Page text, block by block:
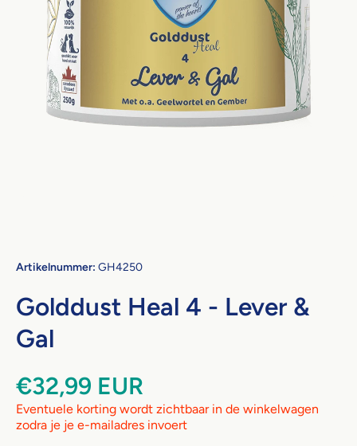
Artikelnummer: GH4250
Golddust Heal 4 - Lever &
Gal
€32,99 EUR
Eventuele korting wordt zichtbaar in de winkelwagen
zodra je je e-mailadres invoert